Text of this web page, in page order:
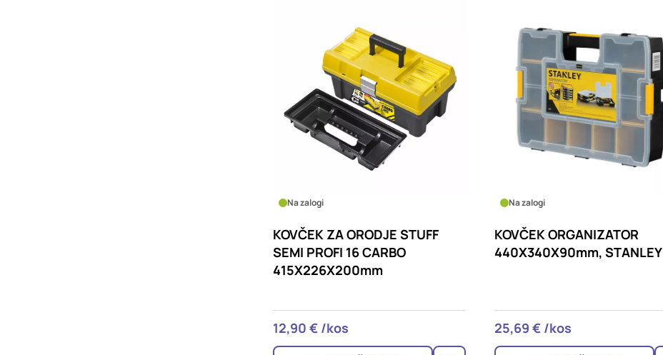
Na zalogi
KOVČEK ZA ORODJE STUFF
SEMI PROFI 16 CARBO
415X226X200mm
12,90 € /kos
Na zalogi
KOVČEK ORGANIZATOR
440X340X90mm, STANLEY
25,69 € /kos